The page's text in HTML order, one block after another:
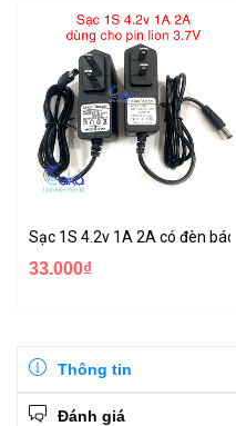
Sạc 1S 4.2v 1A 2A có đèn
33.000₫
Thông tin
Đánh giá